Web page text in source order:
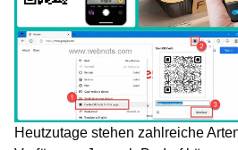
Heutzutage stehen zahlreiche